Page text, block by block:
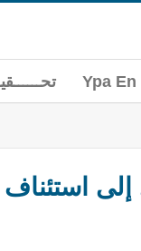
Ypa En
استئناف